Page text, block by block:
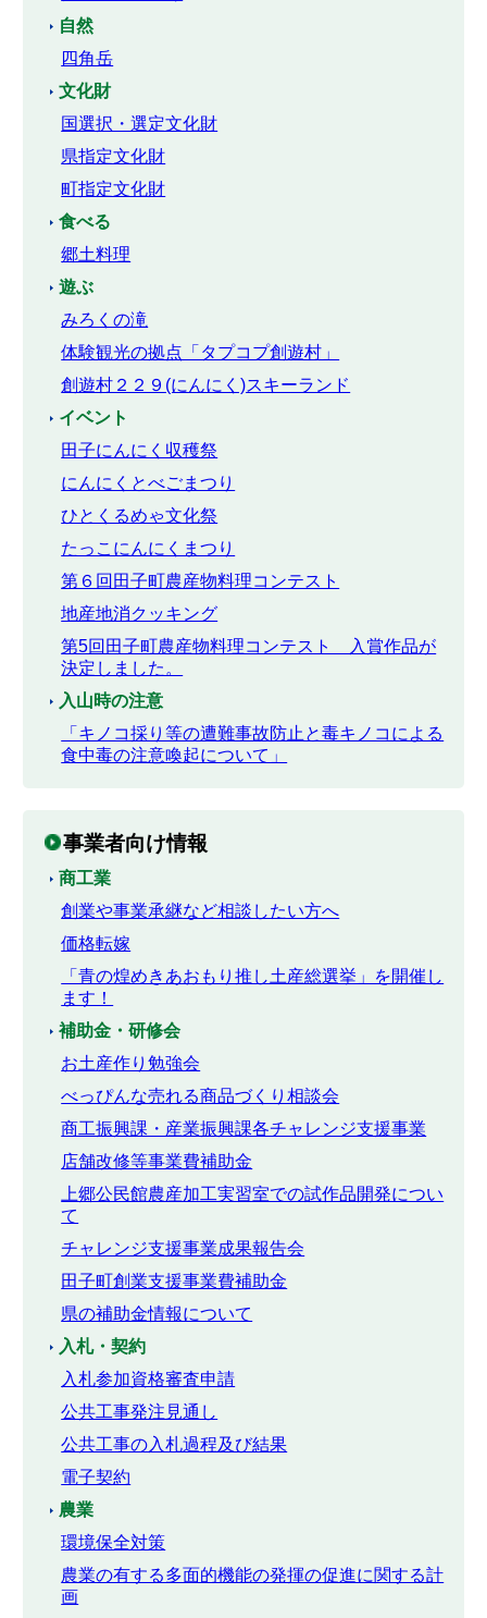
自然
四角岳
文化財
国選択・選定文化財
県指定文化財
町指定文化財
食べる
郷土料理
遊ぶ
みろくの滝
体験観光の拠点「タプコプ創遊村」
創遊村２２９(にんにく)スキーランド
イベント
田子にんにく収穫祭
にんにくとべごまつり
ひとくるめゃ文化祭
たっこにんにくまつり
第６回田子町農産物料理コンテスト
地産地消クッキング
第5回田子町農産物料理コンテスト 入賞作品が
決定しました。
入山時の注意
「キノコ採り等の遭難事故防止と毒キノコによる
食中毒の注意喚起について」
事業者向け情報
商工業
創業や事業承継など相談したい方へ
価格転嫁
「青の煌めきあおもり推し土産総選挙」を開催し
ます！
補助金・研修会
お土産作り勉強会
べっぴんな売れる商品づくり相談会
商工振興課・産業振興課各チャレンジ支援事業
店舗改修等事業費補助金
上郷公民館農産加工実習室での試作品開発につい
て
チャレンジ支援事業成果報告会
田子町創業支援事業費補助金
県の補助金情報について
入札・契約
入札参加資格審査申請
公共工事発注見通し
公共工事の入札過程及び結果
電子契約
農業
環境保全対策
農業の有する多面的機能の発揮の促進に関する計
画